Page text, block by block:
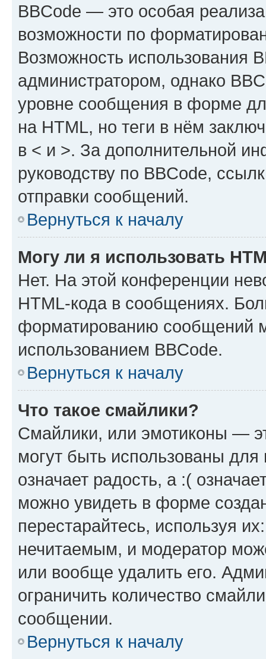
BBCode — это особая
возможности по
Возможность использования
администратором, однако
уровне сообщения в форме
на HTML, но теги в нём
в < и >. За дополнительной
руководству по BBCode,
отправки сообщений.
Вернуться к началу
Могу ли я использовать
Нет. На этой конференции
HTML-кода в сообщениях.
форматированию сообщений
использованием BBCode.
Вернуться к началу
Что такое смайлики?
Смайлики, или эмотиконы —
могут быть использованы
означает радость, а :(
можно увидеть в форме
перестарайтесь, используя
нечитаемым, и модератор
или вообще удалить его.
ограничить количество
сообщении.
Вернуться к началу